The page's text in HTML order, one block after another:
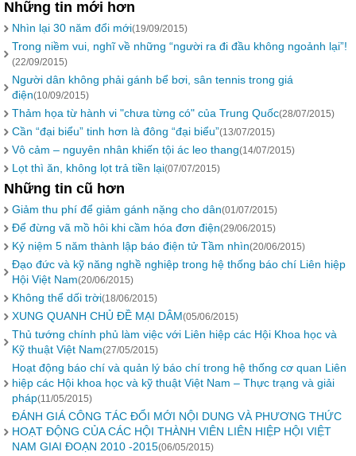
Những tin mới hơn
Nhìn lại 30 năm đổi mới(19/09/2015)
Trong niềm vui, nghĩ về những “người ra đi đầu không ngoảnh lại”!
(22/09/2015)
Người dân không phải gánh bể bơi, sân tennis trong giá
điện(10/09/2015)
Thảm họa từ hành vi "chưa từng có" của Trung Quốc(28/07/2015)
Cần “đại biểu” tinh hơn là đông “đại biểu”(13/07/2015)
Vô cảm – nguyên nhân khiến tội ác leo thang(14/07/2015)
Lọt thì ăn, không lọt trả tiền lại(07/07/2015)
Những tin cũ hơn
Giảm thu phí để giảm gánh nặng cho dân(01/07/2015)
Để đừng vã mồ hôi khi cầm hóa đơn điện(29/06/2015)
Kỷ niệm 5 năm thành lập báo điện tử Tầm nhìn(20/06/2015)
Đạo đức và kỹ năng nghề nghiệp trong hệ thống báo chí Liên hiệp
Hội Việt Nam(20/06/2015)
Không thể dối trời(18/06/2015)
XUNG QUANH CHỦ ĐỀ MẠI DÂM(05/06/2015)
Thủ tướng chính phủ làm việc với Liên hiệp các Hội Khoa học và
Kỹ thuật Việt Nam(27/05/2015)
Hoạt động báo chí và quản lý báo chí trong hệ thống cơ quan Liên
hiệp các Hội khoa học và kỹ thuật Việt Nam – Thực trạng và giải
pháp(11/05/2015)
ĐÁNH GIÁ CÔNG TÁC ĐỔI MỚI NỘI DUNG VÀ PHƯƠNG THỨC
HOẠT ĐỘNG CỦA CÁC HỘI THÀNH VIÊN LIÊN HIỆP HỘI VIỆT
NAM GIAI ĐOẠN 2010 -2015(06/05/2015)